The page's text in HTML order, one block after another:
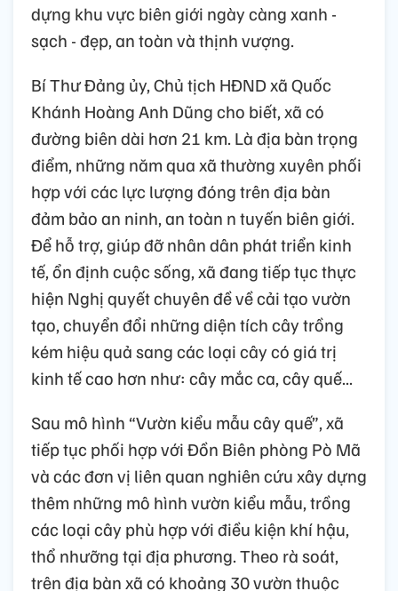
dựng khu vực biên giới ngày càng xanh -
sạch - đẹp, an toàn và thịnh vượng.
Bí Thư Đảng ủy, Chủ tịch HĐND xã Quốc
Khánh Hoàng Anh Dũng cho biết, xã có
đường biên dài hơn 21 km. Là địa bàn trọng
điểm, những năm qua xã thường xuyên phối
hợp với các lực lượng đóng trên địa bàn
đảm bảo an ninh, an toàn n tuyến biên giới.
Để hỗ trợ, giúp đỡ nhân dân phát triển kinh
tế, ổn định cuộc sống, xã đang tiếp tục thực
hiện Nghị quyết chuyên đề về cải tạo vườn
tạo, chuyển đổi những diện tích cây trồng
kém hiệu quả sang các loại cây có giá trị
kinh tế cao hơn như: cây mắc ca, cây quế...
Sau mô hình “Vườn kiểu mẫu cây quế”, xã
tiếp tục phối hợp với Đồn Biên phòng Pò Mã
và các đơn vị liên quan nghiên cứu xây dựng
thêm những mô hình vườn kiểu mẫu, trồng
các loại cây phù hợp với điều kiện khí hậu,
thổ nhưỡng tại địa phương. Theo rà soát,
trên địa bàn xã có khoảng 30 vườn thuộc